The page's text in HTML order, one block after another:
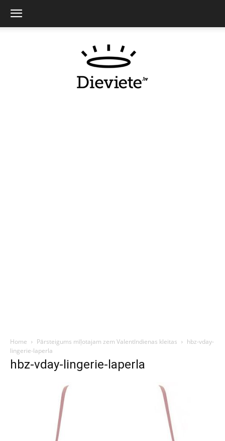
Home Pārsteigums mīļotajam zem Valentīndienas kleitas
hbz-vday-
lingerie-laperla
hbz-vday-lingerie-laperla